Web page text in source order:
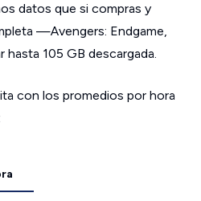
datos que si compras y
—Avengers: Endgame,
105 GB descargada.
con los promedios por hora